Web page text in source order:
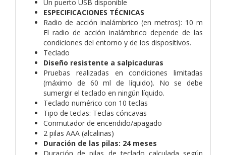
Un puerto USB disponible
ESPECIFICACIONES TÉCNICAS
Radio de acción inalámbrico (en metros): 10 m
El radio de acción inalámbrico depende de las
condiciones del entorno y de los dispositivos.
Teclado
Diseño resistente a salpicaduras
Pruebas realizadas en condiciones limitadas
(máximo de 60 ml de líquido). No se debe
sumergir el teclado en ningún líquido.
Teclado numérico con 10 teclas
Tipo de teclas: Teclas cóncavas
Conmutador de encendido/apagado
2 pilas AAA (alcalinas)
Duración de las pilas: 24 meses
Duración de pilas de teclado calculada según